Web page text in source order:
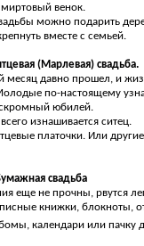
венок.
можно подарить
вместе с семьей.
(Марлевая) свадьба.
месяц давно прошел, и
по-настоящему
юбилей.
изнашивается ситец.
платочки. Или
свадьба
еще не прочны, рвутся
книжки, блокноты,
календари или пачку